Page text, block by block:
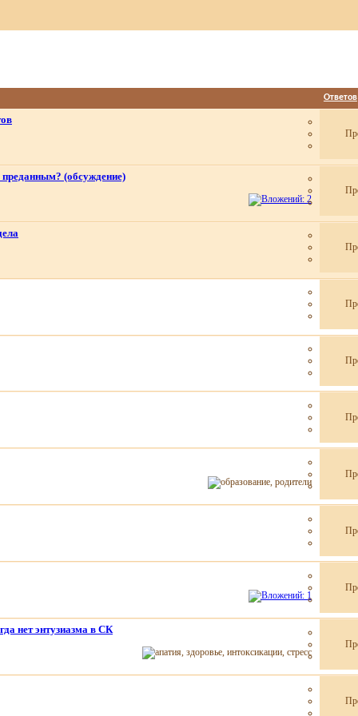
Ответов
(обсуждение)
нет энтузиазма в СК